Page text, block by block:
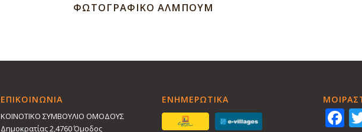
ΦΩΤΟΓΡΑΦΙΚΟ ΑΛΜΠΟΥΜ
ΕΠΙΚΟΙΝΩΝΙΑ
ΚΟΙΝΟΤΙΚΟ ΣΥΜΒΟΥΛΙΟ ΟΜΟΔΟΥΣ
Δημοκρατίας 2,4760 Όμοδος
ΕΝΗΜΕΡΩΤΙΚΑ